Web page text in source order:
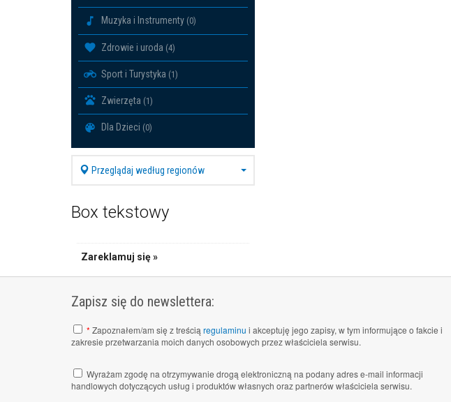
Muzyka i Instrumenty (0)
Zdrowie i uroda (4)
Sport i Turystyka (1)
Zwierzęta (1)
Dla Dzieci (0)
Przeglądaj według regionów
Box tekstowy
Zareklamuj się »
Zapisz się do newslettera:
* Zapoznałem/am się z treścią regulaminu i akceptuję jego zapisy, w tym informujące o fakcie i
zakresie przetwarzania moich danych osobowych przez właściciela serwisu.
Wyrażam zgodę na otrzymywanie drogą elektroniczną na podany adres e-mail informacji
handlowych dotyczących usług i produktów własnych oraz partnerów właściciela serwisu.